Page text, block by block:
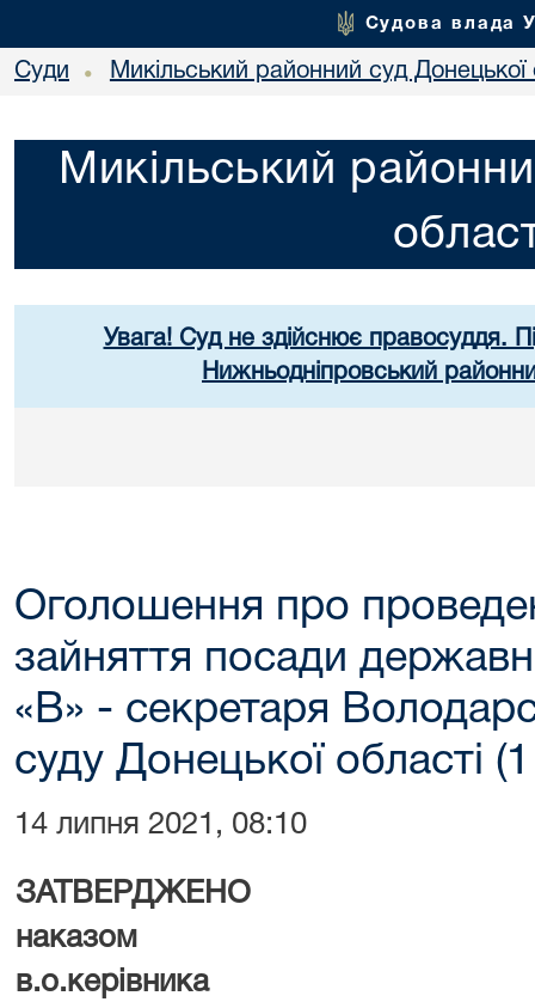
Судова влада
Суди • Микільський районний суд Донецької
Микільський
Увага! Суд не здійснює правосуддя.
Нижньодніпровський
Оголошення про
зайняття посади
«В» - секретаря
суду Донецької області
14 липня 2021, 08:10
ЗАТВЕРДЖЕНО
наказом
в.о.керівника